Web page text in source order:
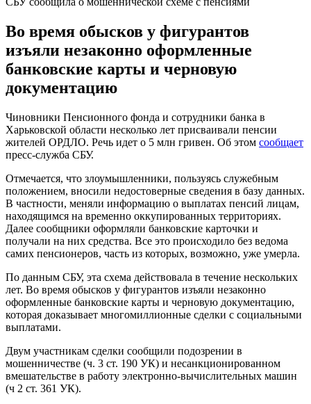
Во время обысков у фигурантов
изъяли незаконно оформленные
банковские карты и черновую
документацию
Чиновники Пенсионного фонда и сотрудники банка в
Харьковской области несколько лет присваивали пенсии
жителей ОРДЛО. Речь идет о 5 млн гривен. Об этом сообщает
пресс-служба СБУ.
Отмечается, что злоумышленники, пользуясь служебным
положением, вносили недостоверные сведения в базу данных.
В частности, меняли информацию о выплатах пенсий лицам,
находящимся на временно оккупированных территориях.
Далее сообщники оформляли банковские карточки и
получали на них средства. Все это происходило без ведома
самих пенсионеров, часть из которых, возможно, уже умерла.
По данным СБУ, эта схема действовала в течение нескольких
лет. Во время обысков у фигурантов изъяли незаконно
оформленные банковские карты и черновую документацию,
которая доказывает многомиллионные сделки с социальными
выплатами.
Двум участникам сделки сообщили подозрении в
мошенничестве (ч. 3 ст. 190 УК) и несанкционированном
вмешательстве в работу электронно-вычислительных машин
(ч 2 ст. 361 УК).